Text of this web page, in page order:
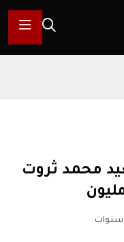
محمد ثروت